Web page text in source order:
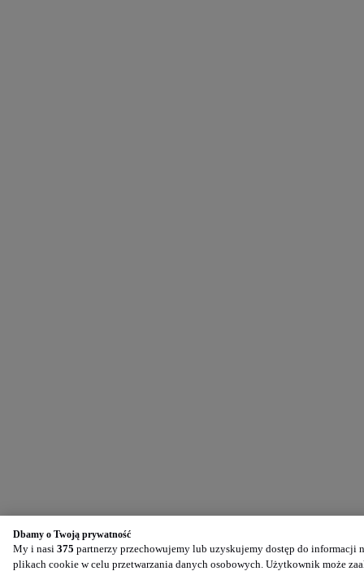
Dbamy o Twoją prywatność
My i nasi 375 partnerzy przechowujemy lub uzyskujemy dostęp do
plikach cookie w celu przetwarzania danych osobowych. Użytkownik może